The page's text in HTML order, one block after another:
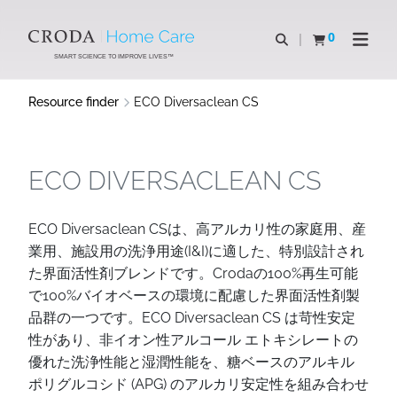
CONTENTSMART SCIENCE TO IMPROVE LIVES™
Open search
0
View basketOpen
Resource finder ECO Diversaclean CS
ECO DIVERSACLEAN CS
ECO Diversaclean CSは、高アルカリ性の家庭用、産
業用、施設用の洗浄用途(I&I)に適した、特別設計され
た界面活性剤ブレンドです。Crodaの100%再生可能
で100%バイオベースの環境に配慮した界面活性剤製
品群の一つです。ECO Diversaclean CS は苛性安定
性があり、非イオン性アルコール エトキシレートの
優れた洗浄性能と湿潤性能を、糖ベースのアルキル
ポリグルコシド (APG) のアルカリ安定性を組み合わせ